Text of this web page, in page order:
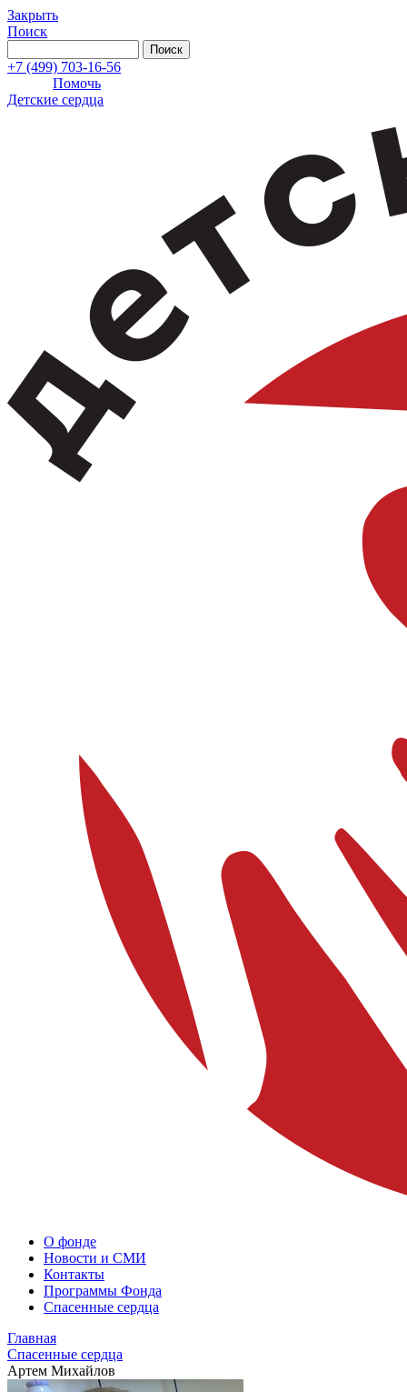
Закрыть
Поиск
+7 (499) 703-16-56
Помочь
Детские сердца
О фонде
Новости и СМИ
Контакты
Программы Фонда
Спасенные сердца
Главная
Спасенные сердца
Артем Михайлов